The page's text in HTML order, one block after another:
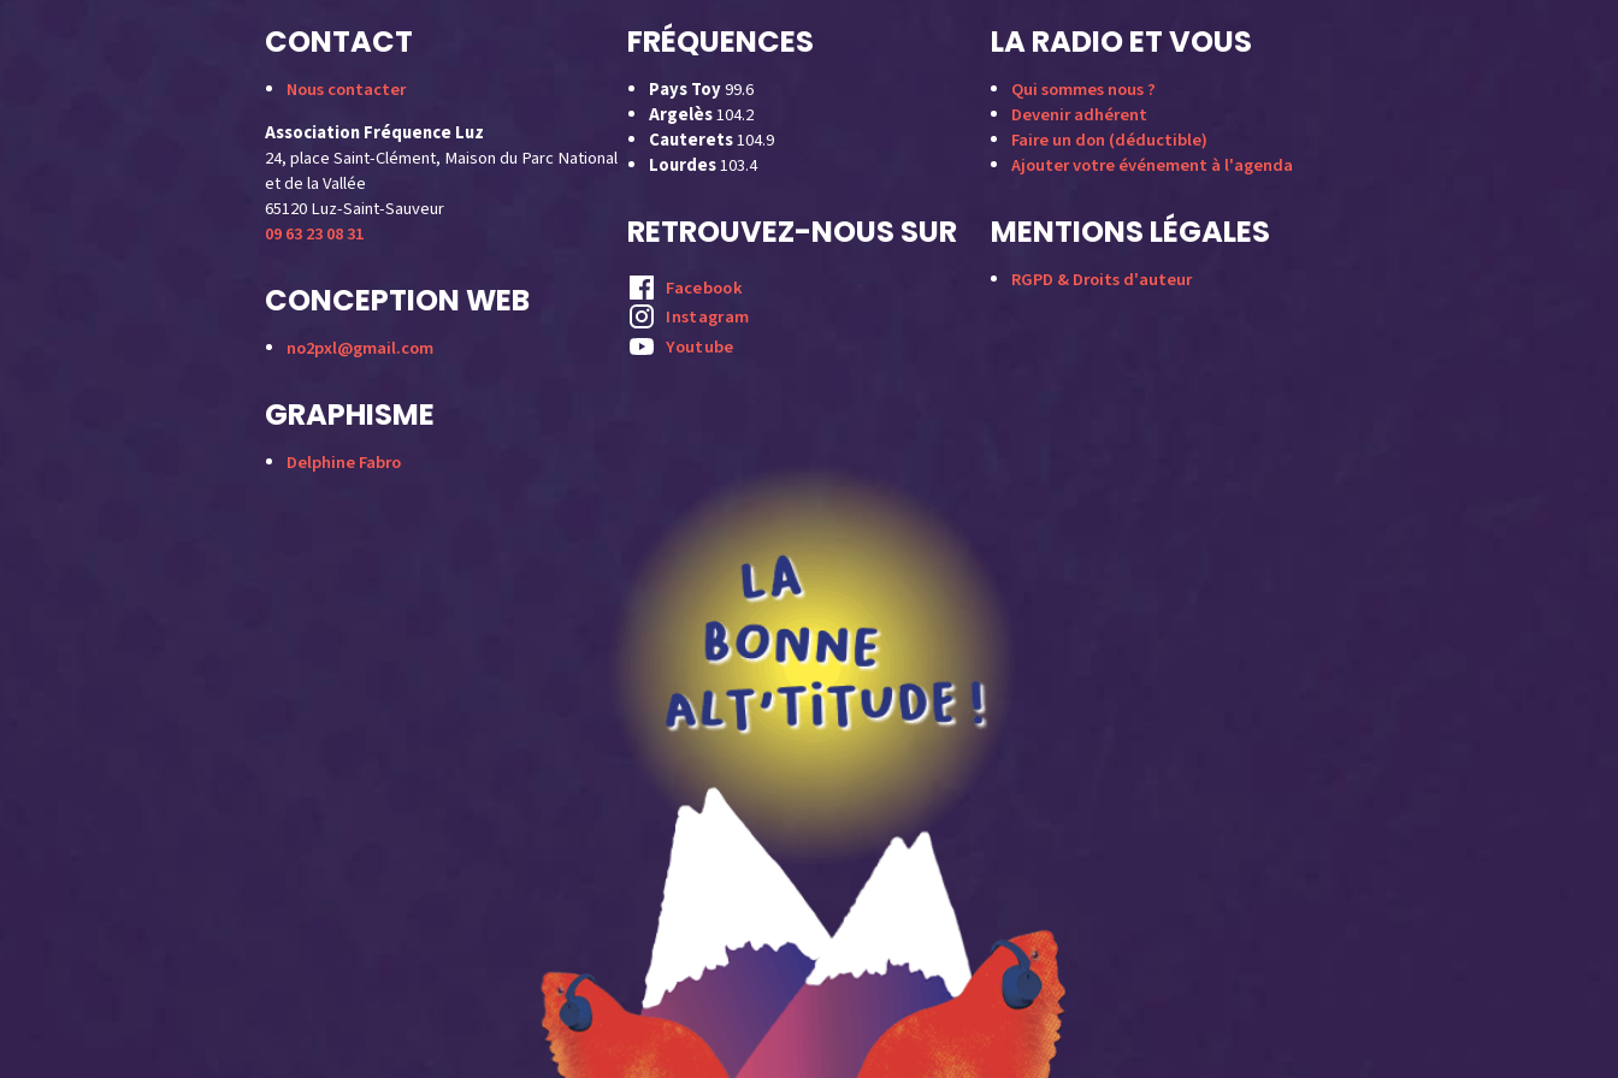
CONTACT
Nous contacter
Association Fréquence Luz
24, place Saint-Clément, Maison du Parc National
et de la Vallée
65120 Luz-Saint-Sauveur
09 63 23 08 31
CONCEPTION WEB
no2pxl@gmail.com
GRAPHISME
Delphine Fabro
FRÉQUENCES
Pays Toy99.6
Argelès104.2
Cauterets104.9
Lourdes103.4
RETROUVEZ-NOUS SUR
Facebook
Instagram
Youtube
LA RADIO ET VOUS
Qui sommes nous ?
Devenir adhérent
Faire un don (déductible)
Ajouter votre événement à l'agenda
MENTIONS LÉGALES
RGPD & Droits d'auteur